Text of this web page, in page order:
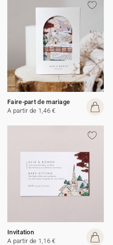
Faire-part de mariage
A partir de 1,46 €
Invitation
A partir de 1,16 €